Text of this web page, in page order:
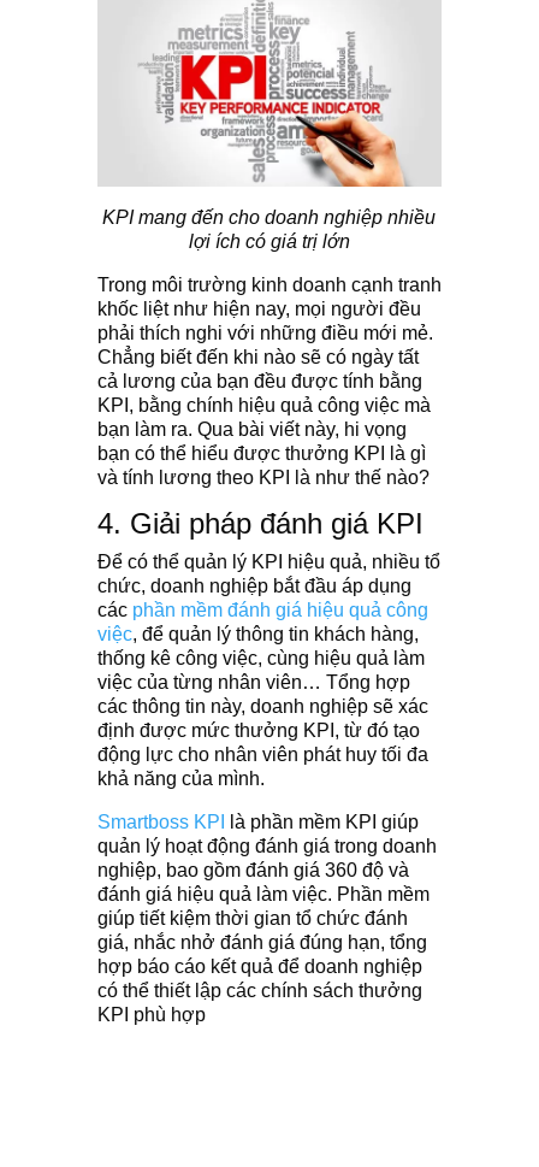
KPI mang đến cho doanh nghiệp nhiều
lợi ích có giá trị lớn
Trong môi trường kinh doanh cạnh tranh
khốc liệt như hiện nay, mọi người đều
phải thích nghi với những điều mới mẻ.
Chẳng biết đến khi nào sẽ có ngày tất
cả lương của bạn đều được tính bằng
KPI, bằng chính hiệu quả công việc mà
bạn làm ra. Qua bài viết này, hi vọng
bạn có thể hiểu được thưởng KPI là gì
và tính lương theo KPI là như thế nào?
4. Giải pháp đánh giá KPI
Để có thể quản lý KPI hiệu quả, nhiều tổ
chức, doanh nghiệp bắt đầu áp dụng
các phần mềm đánh giá hiệu quả công
việc, để quản lý thông tin khách hàng,
thống kê công việc, cùng hiệu quả làm
việc của từng nhân viên… Tổng hợp
các thông tin này, doanh nghiệp sẽ xác
định được mức thưởng KPI, từ đó tạo
động lực cho nhân viên phát huy tối đa
khả năng của mình.
Smartboss KPI
là phần mềm KPI giúp
quản lý hoạt động đánh giá trong doanh
nghiệp, bao gồm đánh giá 360 độ và
đánh giá hiệu quả làm việc. Phần mềm
giúp tiết kiệm thời gian tổ chức đánh
giá, nhắc nhở đánh giá đúng hạn, tổng
hợp báo cáo kết quả để doanh nghiệp
có thể thiết lập các chính sách thưởng
KPI phù hợp